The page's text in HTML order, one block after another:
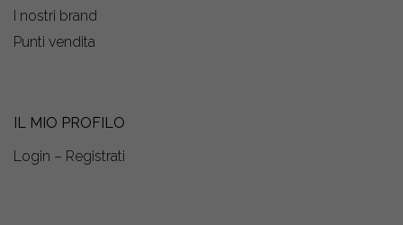
I nostri brand
Punti vendita
IL MIO PROFILO
Login – Registrati